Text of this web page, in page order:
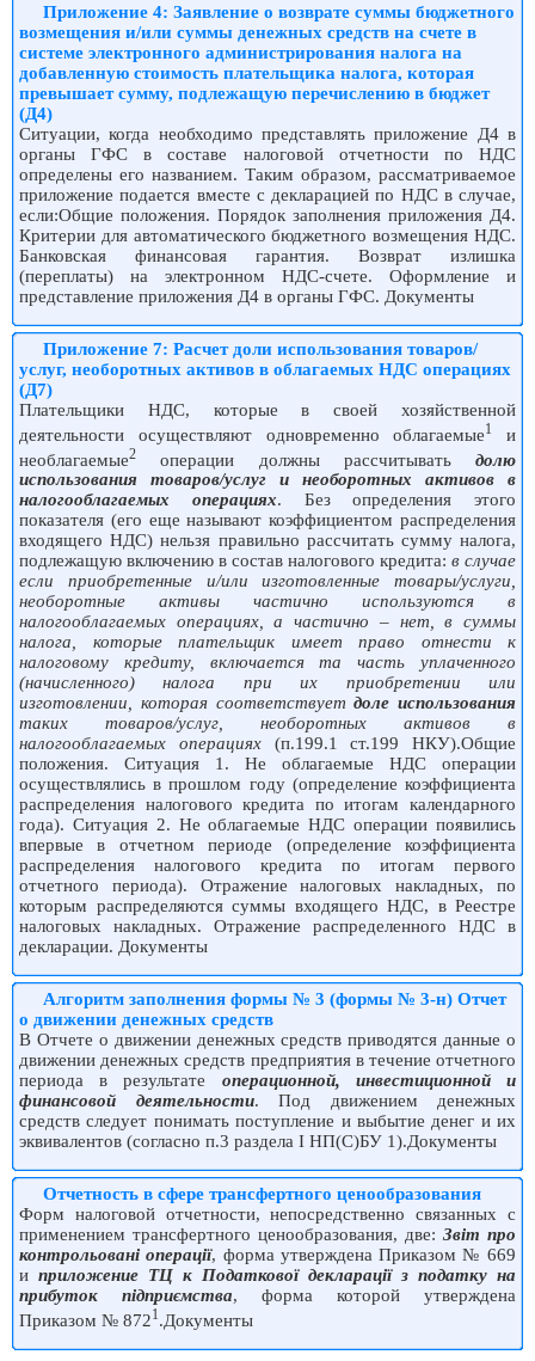
Приложение 4: Заявление о возврате суммы бюджетного
возмещения и/или суммы денежных средств на счете в
системе электронного администрирования налога на
добавленную стоимость плательщика налога, которая
превышает сумму, подлежащую перечислению в бюджет
(Д4)
Ситуации, когда необходимо представлять приложение Д4 в
органы ГФС в составе налоговой отчетности по НДС
определены его названием. Таким образом, рассматриваемое
приложение подается вместе с декларацией по НДС в случае,
если:Общие положения. Порядок заполнения приложения Д4.
Критерии для автоматического бюджетного возмещения НДС.
Банковская финансовая гарантия. Возврат излишка
(переплаты) на электронном НДС-счете. Оформление и
представление приложения Д4 в органы ГФС. Документы
Приложение 7: Расчет доли использования товаров/
услуг, необоротных активов в облагаемых НДС операциях
(Д7)
Плательщики НДС, которые в своей хозяйственной
деятельности осуществляют одновременно облагаемые1
и
необлагаемые2 операции должны рассчитывать долю
использования товаров/услуг и необоротных активов в
налогооблагаемых операциях. Без определения этого
показателя (его еще называют коэффициентом распределения
входящего НДС) нельзя правильно рассчитать сумму налога,
подлежащую включению в состав налогового кредита: в случае
если приобретенные и/или изготовленные товары/услуги,
необоротные активы частично используются в
налогооблагаемых операциях, а частично – нет, в суммы
налога, которые плательщик имеет право отнести к
налоговому кредиту, включается та часть уплаченного
(начисленного) налога при их приобретении или
изготовлении, которая соответствуетдоле использования
таких товаров/услуг, необоротных активов в
налогооблагаемых операциях(п.199.1 ст.199 НКУ).Общие
положения. Ситуация 1. Не облагаемые НДС операции
осуществлялись в прошлом году (определение коэффициента
распределения налогового кредита по итогам календарного
года). Ситуация 2. Не облагаемые НДС операции появились
впервые в отчетном периоде (определение коэффициента
распределения налогового кредита по итогам первого
отчетного периода). Отражение налоговых накладных, по
которым распределяются суммы входящего НДС, в Реестре
налоговых накладных. Отражение распределенного НДС в
декларации. Документы
Алгоритм заполнения формы № 3 (формы № 3-н) Отчет
о движении денежных средств
В Отчете о движении денежных средств приводятся данные о
движении денежных средств предприятия в течение отчетного
периода в результате операционной, инвестиционной и
финансовой деятельности. Под движением денежных
средств следует понимать поступление и выбытие денег и их
эквивалентов (согласно п.3 раздела I НП(С)БУ 1).Документы
Отчетность в сфере трансфертного ценообразования
Форм налоговой отчетности, непосредственно связанных с
применением трансфертного ценообразования, две: Звіт про
контрольовані операції, форма утверждена Приказом № 669
и приложение ТЦ к Податкової декларації з податку на
прибуток підприємства, форма которой утверждена
Приказом № 8721.Документы